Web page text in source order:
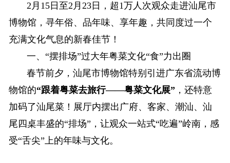
2月15日至2月23日，超1万人次观众走进汕尾市
博物馆，寻年俗、品年味、享年趣，共同度过一个
充满文化气息的新春佳节！
一、“摆排场”过大年粤菜文化“食”力出圈
春节前夕，汕尾市博物馆特别引进广东省流动博
物馆的“跟着粤菜去旅行——粤菜文化展” ，还特意
加码了汕尾菜！展厅内摆出广府、客家、潮汕、汕
尾四桌丰盛的“排场”，让观众一站式“吃遍”岭南，感
受“舌尖”上的年味与文化。